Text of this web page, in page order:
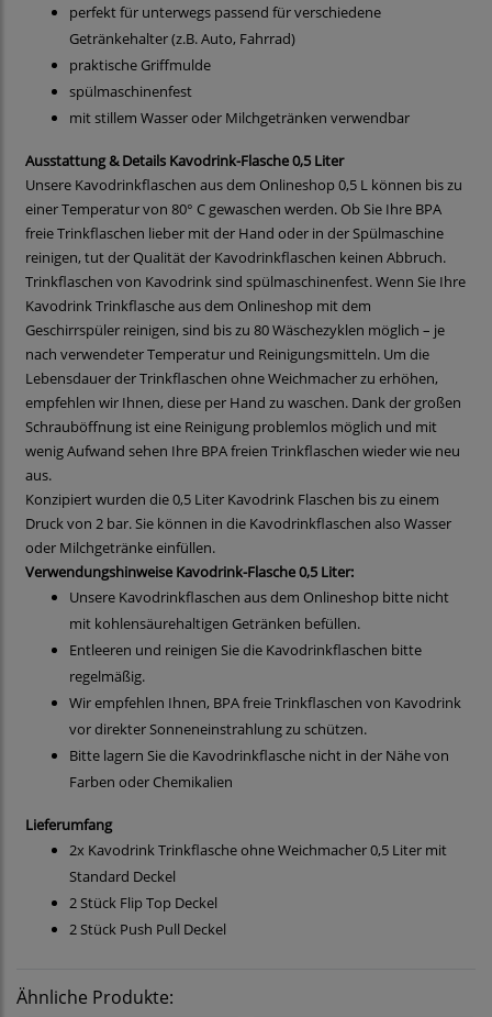
perfekt für unterwegs passend für verschiedene
Getränkehalter (z.B. Auto, Fahrrad)
praktische Griffmulde
spülmaschinenfest
mit stillem Wasser oder Milchgetränken verwendbar
Ausstattung & Details Kavodrink-Flasche 0,5 Liter
Unsere Kavodrinkflaschen aus dem Onlineshop 0,5 L können bis zu
einer Temperatur von 80° C gewaschen werden. Ob Sie Ihre BPA
freie Trinkflaschen lieber mit der Hand oder in der Spülmaschine
reinigen, tut der Qualität der Kavodrinkflaschen keinen Abbruch.
Trinkflaschen von Kavodrink sind spülmaschinenfest. Wenn Sie Ihre
Kavodrink Trinkflasche aus dem Onlineshop mit dem
Geschirrspüler reinigen, sind bis zu 80 Wäschezyklen möglich – je
nach verwendeter Temperatur und Reinigungsmitteln. Um die
Lebensdauer der Trinkflaschen ohne Weichmacher zu erhöhen,
empfehlen wir Ihnen, diese per Hand zu waschen. Dank der großen
Schrauböffnung ist eine Reinigung problemlos möglich und mit
wenig Aufwand sehen Ihre BPA freien Trinkflaschen wieder wie neu
aus.
Konzipiert wurden die 0,5 Liter Kavodrink Flaschen bis zu einem
Druck von 2 bar. Sie können in die Kavodrinkflaschen also Wasser
oder Milchgetränke einfüllen.
Verwendungshinweise Kavodrink-Flasche 0,5 Liter:
Unsere Kavodrinkflaschen aus dem Onlineshop bitte nicht
mit kohlensäurehaltigen Getränken befüllen.
Entleeren und reinigen Sie die Kavodrinkflaschen bitte
regelmäßig.
Wir empfehlen Ihnen, BPA freie Trinkflaschen von Kavodrink
vor direkter Sonneneinstrahlung zu schützen.
Bitte lagern Sie die Kavodrinkflasche nicht in der Nähe von
Farben oder Chemikalien
Lieferumfang
2x Kavodrink Trinkflasche ohne Weichmacher 0,5 Liter mit
Standard Deckel
2 Stück Flip Top Deckel
2 Stück Push Pull Deckel
Ähnliche Produkte: